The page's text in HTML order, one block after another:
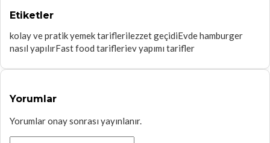
Etiketler
kolay ve pratik yemek tariflerilezzet geçidiEvde hamburger
nasıl yapılırFast food tarifleriev yapımı tarifler
Yorumlar
Yorumlar onay sonrası yayınlanır.